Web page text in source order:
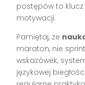
postępów to
motywacji.
Pamiętaj, że
maraton, nie
wskazówek,
językowej